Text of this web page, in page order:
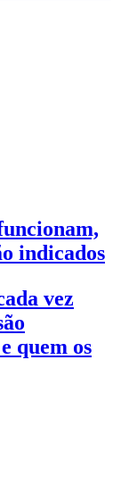
indicados
vez
quem os